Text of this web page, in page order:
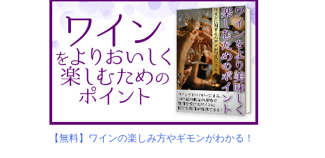
【無料】ワインの楽しみ方やギモンがわかる！